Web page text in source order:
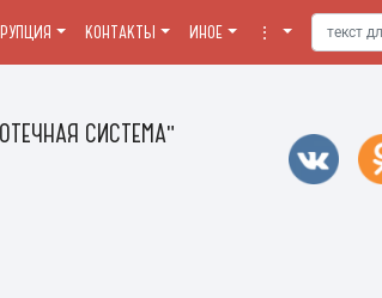
СИСТЕМА"
КОНТАКТЫ ИНОЕ ⋮